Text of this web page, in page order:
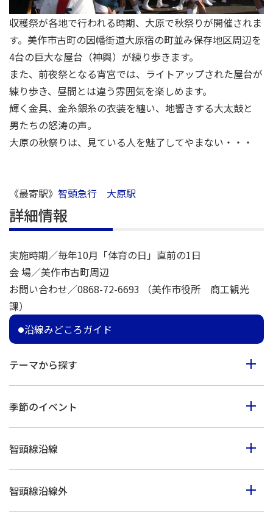
収穫祭が各地で行われる時期、大原で秋祭りが開催されま
す。美作市古町の因幡街道大原宿の町並み保存地区周辺を
4台の巨大な屋台（神輿）が練り歩きます。
また、前夜祭となる宵宮では、ライトアップされた屋台が
練り歩き、昼間とは違う雰囲気を楽しめます。
輝く金具、金糸銀糸の衣装を纏い、地響きする大太鼓と
男たちの怒涛の声。
大原の秋祭りは、見ている人を魅了してやまない・・・
《最寄駅》 智頭急行 大原駅
詳細情報
実施時期／毎年10月「体育の日」直前の1日
会 場／美作市古町周辺
お問い合わせ／0868-72-6693 （美作市役所 商工観光
課）
沿線みどころガイド
テーマから探す
歩く
買う
季節のイベント
秋のイベント
智頭線沿線
智頭線沿線外